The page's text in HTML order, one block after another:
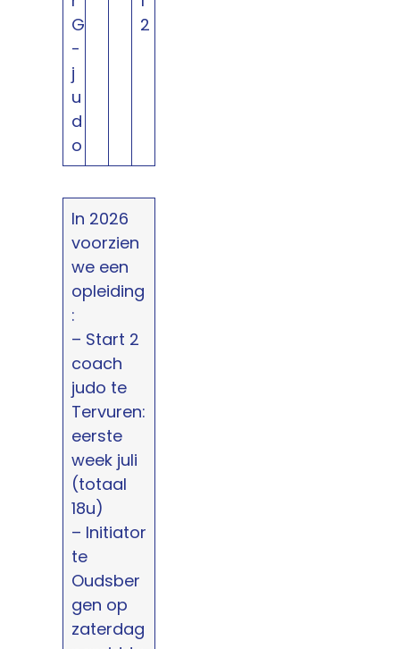
G
-
j
u
d
o
2
In 2026
voorzien
we een
opleiding
:
– Start 2
coach
judo te
Tervuren:
eerste
week juli
(totaal
18u)
– Initiator
te
Oudsber
gen op
zaterdag